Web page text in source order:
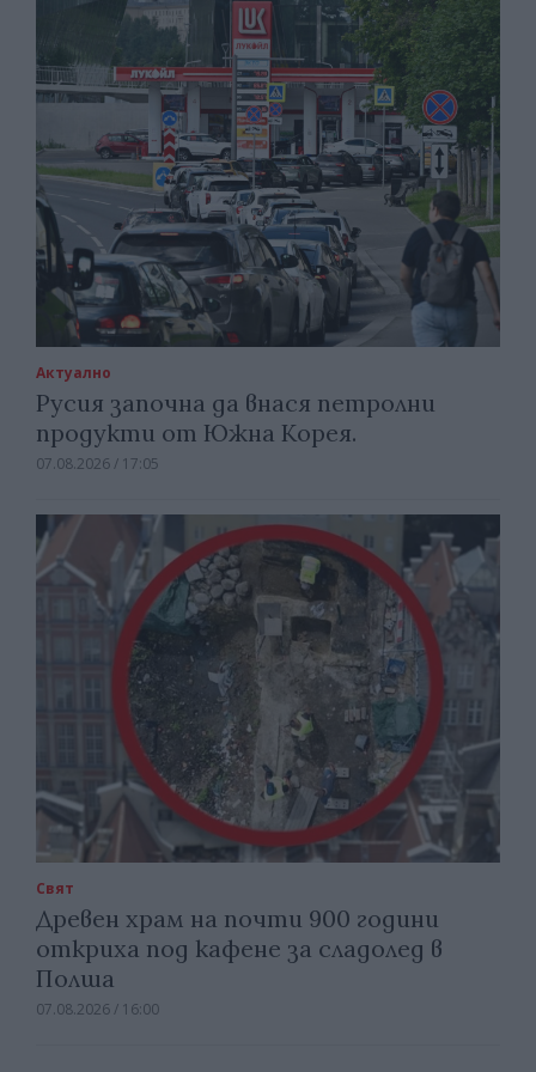
Актуално
Русия започна да внася петролни
продукти от Южна Корея.
07.08.2026 / 17:05
Свят
Древен храм на почти 900 години
откриха под кафене за сладолед в
Полша
07.08.2026 / 16:00